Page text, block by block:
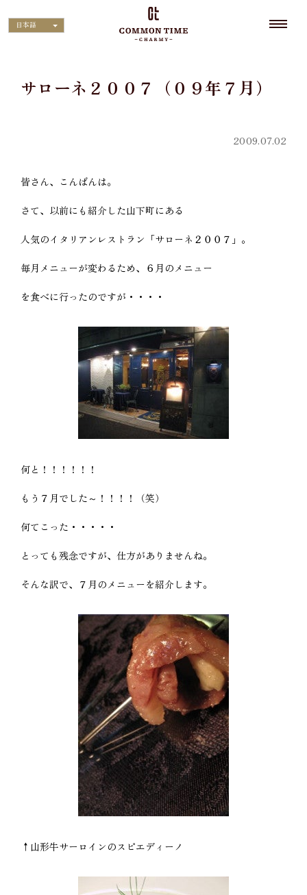
日本語
サローネ２００７（０９年７月）
2009.07.02
皆さん、こんばんは。
さて、以前にも紹介した山下町にある
人気のイタリアンレストラン「サローネ２００７」。
毎月メニューが変わるため、６月のメニュー
を食べに行ったのですが・・・・
何と！！！！！！
もう７月でした～！！！！（笑）
何てこった・・・・・
とっても残念ですが、仕方がありませんね。
そんな訳で、７月のメニューを紹介します。
↑山形牛サーロインのスピエディーノ